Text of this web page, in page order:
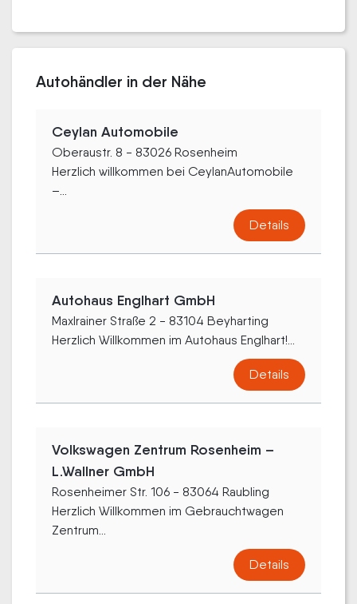
Autohändler in der Nähe
Ceylan Automobile
Oberaustr. 8 - 83026 Rosenheim
Herzlich willkommen bei CeylanAutomobile
–...
Details
Autohaus Englhart GmbH
Maxlrainer Straße 2 - 83104 Beyharting
Herzlich Willkommen im Autohaus Englhart!...
Details
Volkswagen Zentrum Rosenheim –
L.Wallner GmbH
Rosenheimer Str. 106 - 83064 Raubling
Herzlich Willkommen im Gebrauchtwagen
Zentrum...
Details